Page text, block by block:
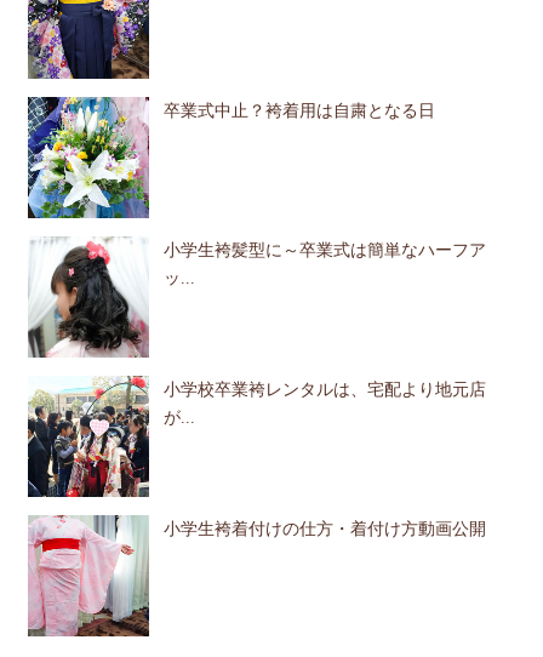
卒業式中止？袴着用は自粛となる日
小学生袴髪型に～卒業式は簡単なハーフア
ッ...
小学校卒業袴レンタルは、宅配より地元店
が...
小学生袴着付けの仕方・着付け方動画公開